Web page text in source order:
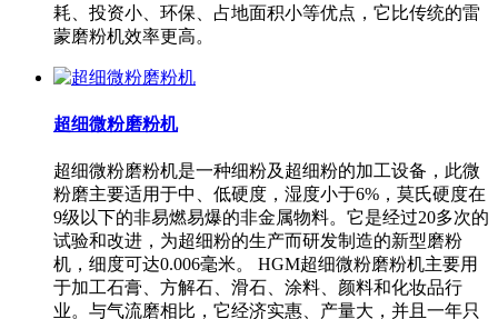
耗、投资小、环保、占地面积小等优点，它比传统的雷
蒙磨粉机效率更高。
超细微粉磨粉机
超细微粉磨粉机是一种细粉及超细粉的加工设备，此微
粉磨主要适用于中、低硬度，湿度小于6%，莫氏硬度在
9级以下的非易燃易爆的非金属物料。它是经过20多次的
试验和改进，为超细粉的生产而研发制造的新型磨粉
机，细度可达0.006毫米。 HGM超细微粉磨粉机主要用
于加工石膏、方解石、滑石、涂料、颜料和化妆品行
业。与气流磨相比，它经济实惠、产量大，并且一年只